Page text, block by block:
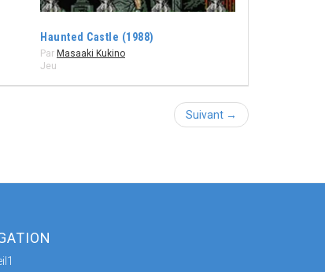
Haunted Castle (1988)
Par Masaaki Kukino
Jeu
Suivant →